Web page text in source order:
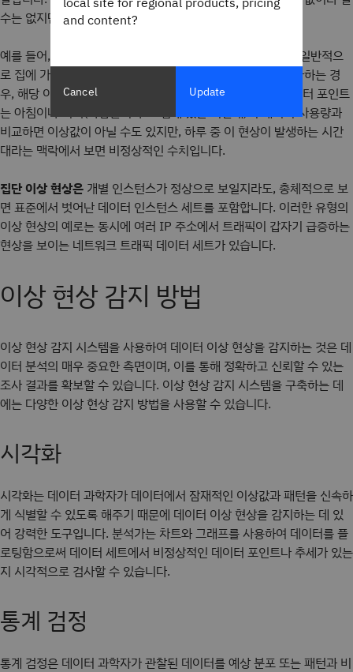
수는 없지만 특정 맥락 내에서 보면 이상값이 됩니다.
예를 들어, 가정 내 에너지 사용량을 생각해 보시길 바랍니다. 일반적으
로 집에 가족 구성원이 없는 정오에 에너지 소비가 갑자기 증가하는 경
우, 해당 이상 현상은 맥락적 이상 현상이 될 것입니다. 이 데이터 포인트
는 아침이나 저녁(사람들이 주로 집에 있는 시간대)의 에너지 사용량과
비교하면 이상값이 아닐 수도 있지만, 하루 중 이 현상이 발생하는 시간
대라는 맥락에서 보면 비정상적인 수치입니다.
집단 이상 현상은 개별 인스턴스가 정상으로 보일지라도, 총체적으로 보
면 표준에서 벗어난 데이터 인스턴스 세트를 포함합니다. 이러한 유형의
이상 현상의 예로는 동시에 여러 IP 주소에서 트래픽이 갑자기 급증하는
현상을 보이는 네트워크 트래픽 데이터 세트가 있습니다.
이상 현상 감지 방법
이상 현상 감지 시스템을 사용하여 데이터 이상 현상을 감지하는 것은 데
이터 분석의 매우 중요한 측면이며, 이를 통해 정확하고 신뢰할 수 있는
조사 결과를 확보할 수 있습니다. 이상 현상 감지 시스템을 구축하는 데
에는 다양한 이상 현상 감지 방법을 사용할 수 있습니다.
시각화
시각화는 데이터 과학자가 데이터에서 잠재적인 이상값과 패턴을 신속하
게 식별할 수 있도록 해주기 때문에 데이터 이상 현상을 감지하는 데 있
어 강력한 도구입니다. 분석가는 차트와 그래프를 사용하여 데이터를 플
로팅함으로써 데이터 세트에서 비정상적인 데이터 포인트나 추세가 있는
지 시각적으로 검사할 수 있습니다.
통계 검정
통계 검정은 데이터 과학자가 관찰된 데이터를 예상 분포 또는 패턴과 비
and content?
Cancel Update